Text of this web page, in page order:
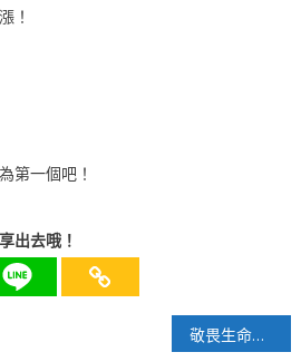
！
第一個吧！
出去哦！
敬畏生命的當代實踐者－陳持平醫師